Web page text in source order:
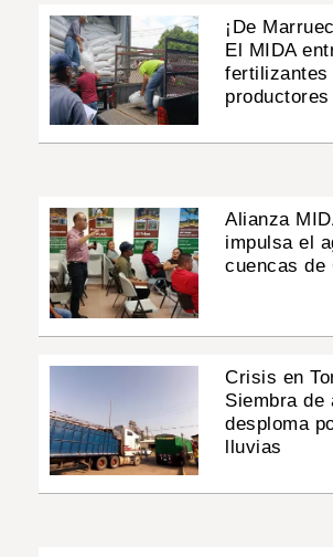
¡De
El MIDA
fertilizantes
productores
Alianza
impulsa el
cuencas de
Crisis en
Siembra de
desploma
lluvias